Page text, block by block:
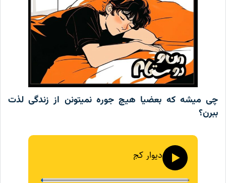
چی میشه که بعضیا هیچ جوره نمیتونن از زندگی لذت
ببرن؟